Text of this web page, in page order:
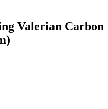
Valerian Carbon